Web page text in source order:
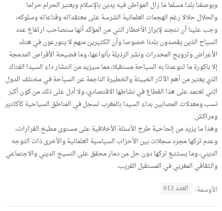
وبوصفنا بلدا مسلما ما زال المواطن فيه يدين بالإسلام ويعتبر الحرام حراما
والحلال حلالا رغم الهجمات العلمانية الشرسة على معتقداته وقناعاته وسلوكه،
وجب علينا أن نتجند لإبراز الأخطار التي من المؤكد أنها ستصاحب ارتفاع عدد
السياح الذين يقصدون بلدنا خصوصا وأن الكثيرين منهم لا يتورعون في هتك
الأعراض وترويج المخدرات ونشر الرذيلة بأنواعها، وما فضيحة الأقراص المدمجة
إلا باكورة ما تتوعدنا به السياحة مستقبلا، مما سيزيد من انتشار داء السيدا الفتاك
الذي يعتبر من أهم الآثار الخبيثة والخطيرة الناجمة عن السياحة في مختلف الدول
التي تعتمد على هذا القطاع في نشاطها الاقتصادي، ولا أدل على ذلك من كون أكبر
نسب ومعدلات المصابين بداء السيدا بالمغرب تسجل في المناطق السياحية كآكادير
ومراكش.
وهذا ما يزيد من إلحاحية طرح الأسئلة الأخلاقية على مستوى مطبخ القرارات،
وعدم تركها مجرد سجلات بين الأحزاب السياسية العلمانية والأخرى ذات التوجه
الديني، وما يستتبع تركها دون حل من دمار محقق على النسيج الديني والاجتماعي
والثقافي المغربي في المستقبل القريب.
الأوسمة: العدد 012